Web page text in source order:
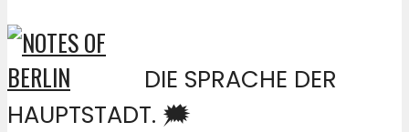
DIE SPRACHE DER
HAUPTSTADT. 🗯️